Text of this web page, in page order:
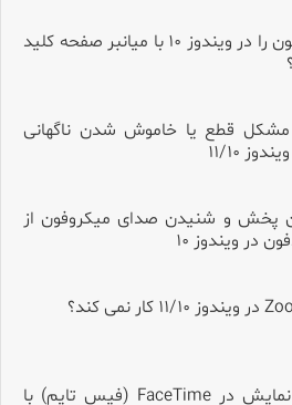
چطور میکروفون را در ویندوز ۱۰ با میانبر صفحه کلید
قطع یا خاموش شدن ناگهانی
۱۱/۱۰
پخش و شنیدن صدای میکروفون از
در ویندوز ۱۰
ضبط صفحه نمایش در FaceTime (فیس تایم) با